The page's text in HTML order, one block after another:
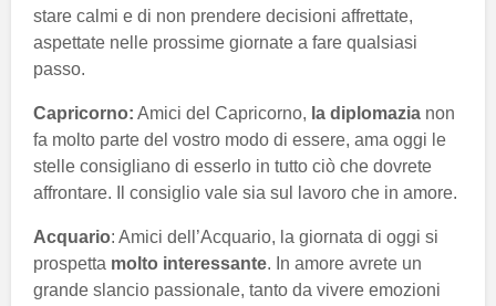
stare calmi e di non prendere decisioni affrettate,
aspettate nelle prossime giornate a fare qualsiasi
passo.
Capricorno: Amici del Capricorno, la diplomazia non
fa molto parte del vostro modo di essere, ama oggi le
stelle consigliano di esserlo in tutto ciò che dovrete
affrontare. Il consiglio vale sia sul lavoro che in amore.
Acquario: Amici dell’Acquario, la giornata di oggi si
prospetta molto interessante. In amore avrete un
grande slancio passionale, tanto da vivere emozioni